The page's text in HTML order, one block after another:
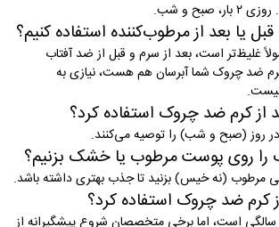
صبح و شب
.
یا بعد از مرطوب‌کننده استفاده کنیم؟
غلیظ‌تر است، بعد از سرم و قبل از ضد آفتاب
ضد چروک شما آبرسان هم هست، نیازی به
.
از کرم ضد چروک استفاده کرد؟
.
را روی پوست مرطوب یا خشک بزنیم؟
مرطوب (نه خیس) بزنید تا جذب بهتری داشته باشد.
کرم ضد چروک استفاده کرد؟
بهترین سن شروع ۳۰ سالگی است، اما برخی متخصصان شروع پیشگیرانه از